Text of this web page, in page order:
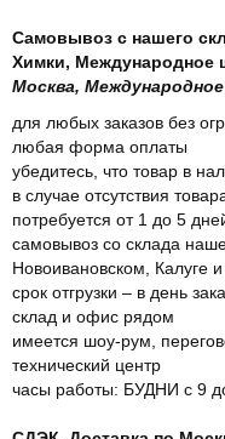
Самовывоз с нашего
Химки, Международное
Москва,
для любых заказов без
любая форма оплаты
убедитесь, что товар в
в случае отсутствия
потребуется от 1 до 5
самовывоз со склада
Новоивановском, Калуге
срок отгрузки – в день
склад и офис рядом
имеется шоу-рум,
технический центр
часы работы: БУДНИ с 9